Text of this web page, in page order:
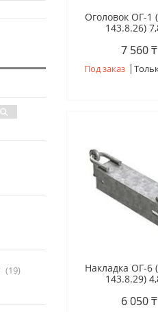
Оголовок ОГ-1
143.8.26)
7 560 ₸
Под заказ
Накладка ОГ-6
143.8.29)
6 050 ₸
19